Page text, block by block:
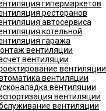
гипермаркетов
ресторанов
автосервиса
котельной
гаража
вентиляции
вентиляции
вентиляции
вентиляции
вентиляции
вентиляции
вентиляции